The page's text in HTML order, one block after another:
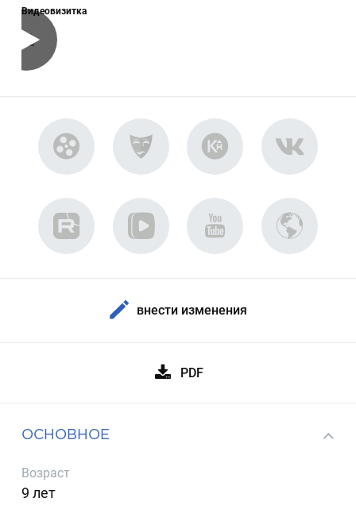
Видеовизитка
внести изменения
PDF
ОСНОВНОЕ
Возраст
9 лет